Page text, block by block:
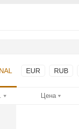
EUR RUB
Цена